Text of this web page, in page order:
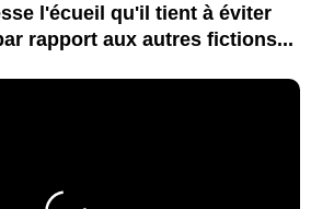
l'écueil qu'il tient à éviter
rapport aux autres fictions...